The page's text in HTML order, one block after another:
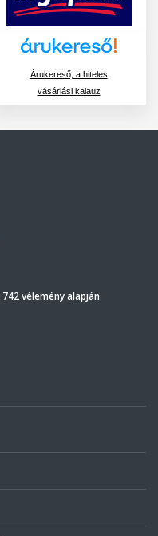
Árukereső, a hiteles
vásárlási kalauz
vélemény alapján